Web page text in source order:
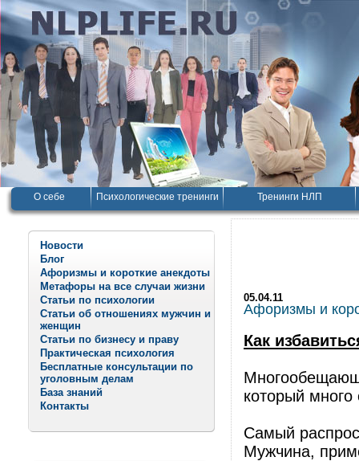
О себе Психологические тренинги Тренинги НЛП
Новости
Блог
Афоризмы и короткие анекдоты
Метафоры на все случаи жизни
Статьи по психологии
Статьи об отношениях мужчин и
женщин
Статьи по бизнесу и праву
Практическая психология
Бесплатные консультации по
уголовным делам
База знаний
Контакты
05.04.11
Афоризмы и
Как
который много
Самый
Мужчина,